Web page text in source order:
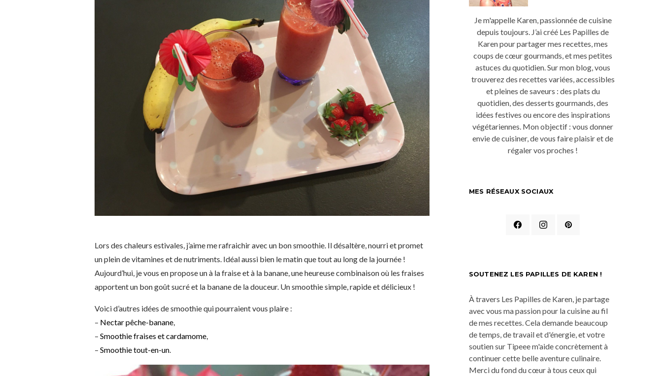
Lors des chaleurs estivales, j’aime me rafraichir avec un bon smoothie. Il désaltère, nourri et promet
un plein de vitamines et de nutriments. Idéal aussi bien le matin que tout au long de la journée !
Aujourd’hui, je vous en propose un à la fraise et à la banane, une heureuse combinaison où les fraises
apportent un bon goût sucré et la banane de la douceur. Un smoothie simple, rapide et délicieux !
Voici d’autres idées de smoothie qui pourraient vous plaire :
– Nectar pêche-banane,
– Smoothie fraises et cardamome,
– Smoothie tout-en-un.
Je m'appelle Karen, passionnée de cuisine
depuis toujours. J’ai créé Les Papilles de
Karen pour partager mes recettes, mes
coups de cœur gourmands, et mes petites
astuces du quotidien. Sur mon blog, vous
trouverez des recettes variées, accessibles
et pleines de saveurs : des plats du
quotidien, des desserts gourmands, des
idées festives ou encore des inspirations
végétariennes. Mon objectif : vous donner
envie de cuisiner, de vous faire plaisir et de
régaler vos proches !
MES RÉSEAUX SOCIAUX
SOUTENEZ LES PAPILLES DE KAREN !
À travers Les Papilles de Karen, je partage
avec vous ma passion pour la cuisine au fil
de mes recettes. Cela demande beaucoup
de temps, de travail et d'énergie, et votre
soutien sur Tipeee m'aide concrètement à
continuer cette belle aventure culinaire.
Merci du fond du cœur à tous ceux qui